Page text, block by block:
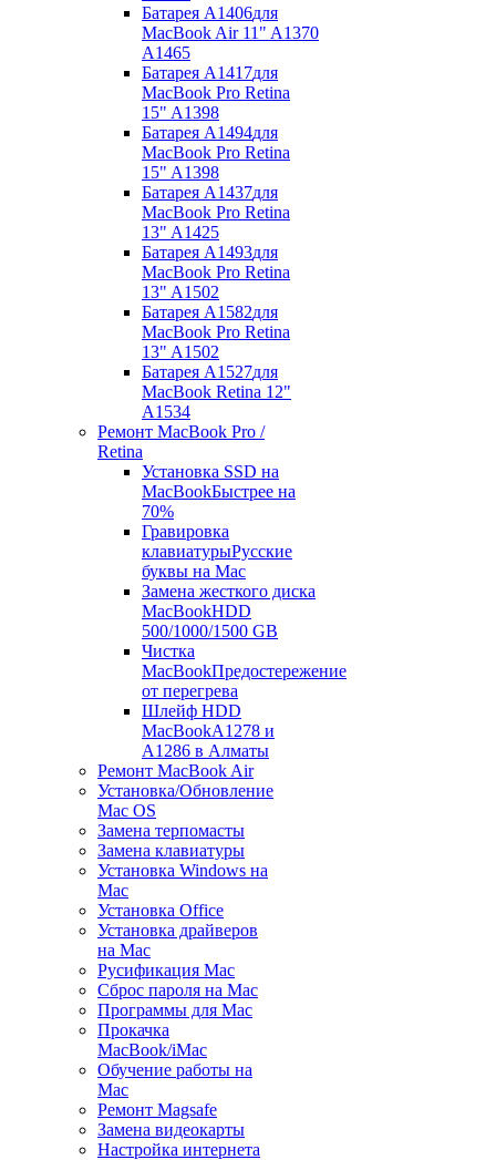
Батарея A1406для
MacBook Air 11" A1370
A1465
Батарея A1417для
MacBook Pro Retina
15" A1398
Батарея A1494для
MacBook Pro Retina
15" A1398
Батарея A1437для
MacBook Pro Retina
13" A1425
Батарея A1493для
MacBook Pro Retina
13" A1502
Батарея A1582для
MacBook Pro Retina
13" A1502
Батарея A1527для
MacBook Retina 12"
A1534
Ремонт MacBook Pro /
Retina
Установка SSD на
MacBookБыстрее на
70%
Гравировка
клавиатурыРусские
буквы на Mac
Замена жесткого диска
MacBookHDD
500/1000/1500 GB
Чистка
MacBookПредостережение
от перегрева
Шлейф HDD
MacBookA1278 и
A1286 в Алматы
Ремонт MacBook Air
Установка/Обновление
Mac OS
Замена терпомасты
Замена клавиатуры
Установка Windows на
Mac
Установка Office
Установка драйверов
на Mac
Русификация Mac
Сброс пароля на Mac
Программы для Mac
Прокачка
MacBook/iMac
Обучение работы на
Mac
Ремонт Magsafe
Замена видеокарты
Настройка интернета